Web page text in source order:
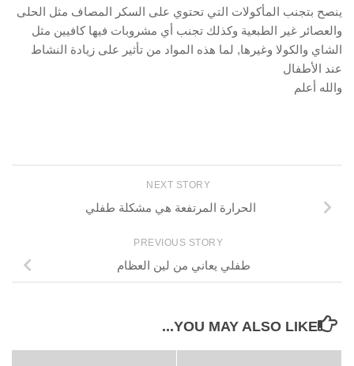
ينصح بتجنب المأكولات التي تحتوي على السكر المصاف مثل الحلى
والعصائر غير الطبعية وكذلك تجنب أي مشروبات فيها كافيين مثل
الشاي والكولا وغيرها, لما هذه المواد من تأثير على زيادة النشاط
عند الأطفال
والله أعلم
NEXT STORY
الحرارة المرتفعة هي مشكلة طفلي
PREVIOUS STORY
طفلي يعاني من لين العظام
YOU MAY ALSO LIKE...